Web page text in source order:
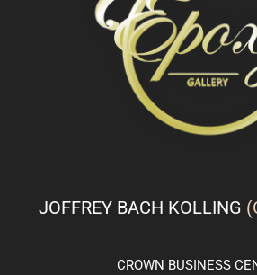
JOFFREY BACH KOLLING
CROWN BUSINESS